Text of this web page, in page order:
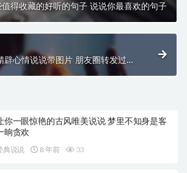
值得收藏的好听的句子 说说你最喜欢的句子
辟心情说说带图片 朋友圈转发过万
你一眼惊艳的古风唯美说说 梦里不知身是客
晌贪欢
典说说 8 年前 33